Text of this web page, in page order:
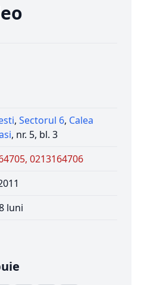
, Sectorul 6, Calea
, nr. 5, bl. 3
0213164706
luni